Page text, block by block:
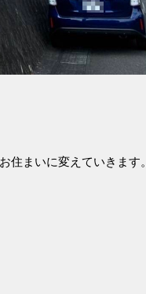
まいに変えていきます。